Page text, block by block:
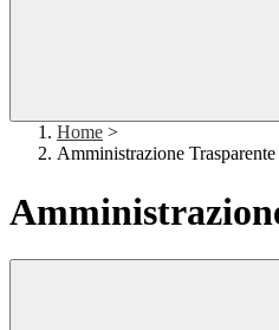
Home >
Amministrazione Trasparente